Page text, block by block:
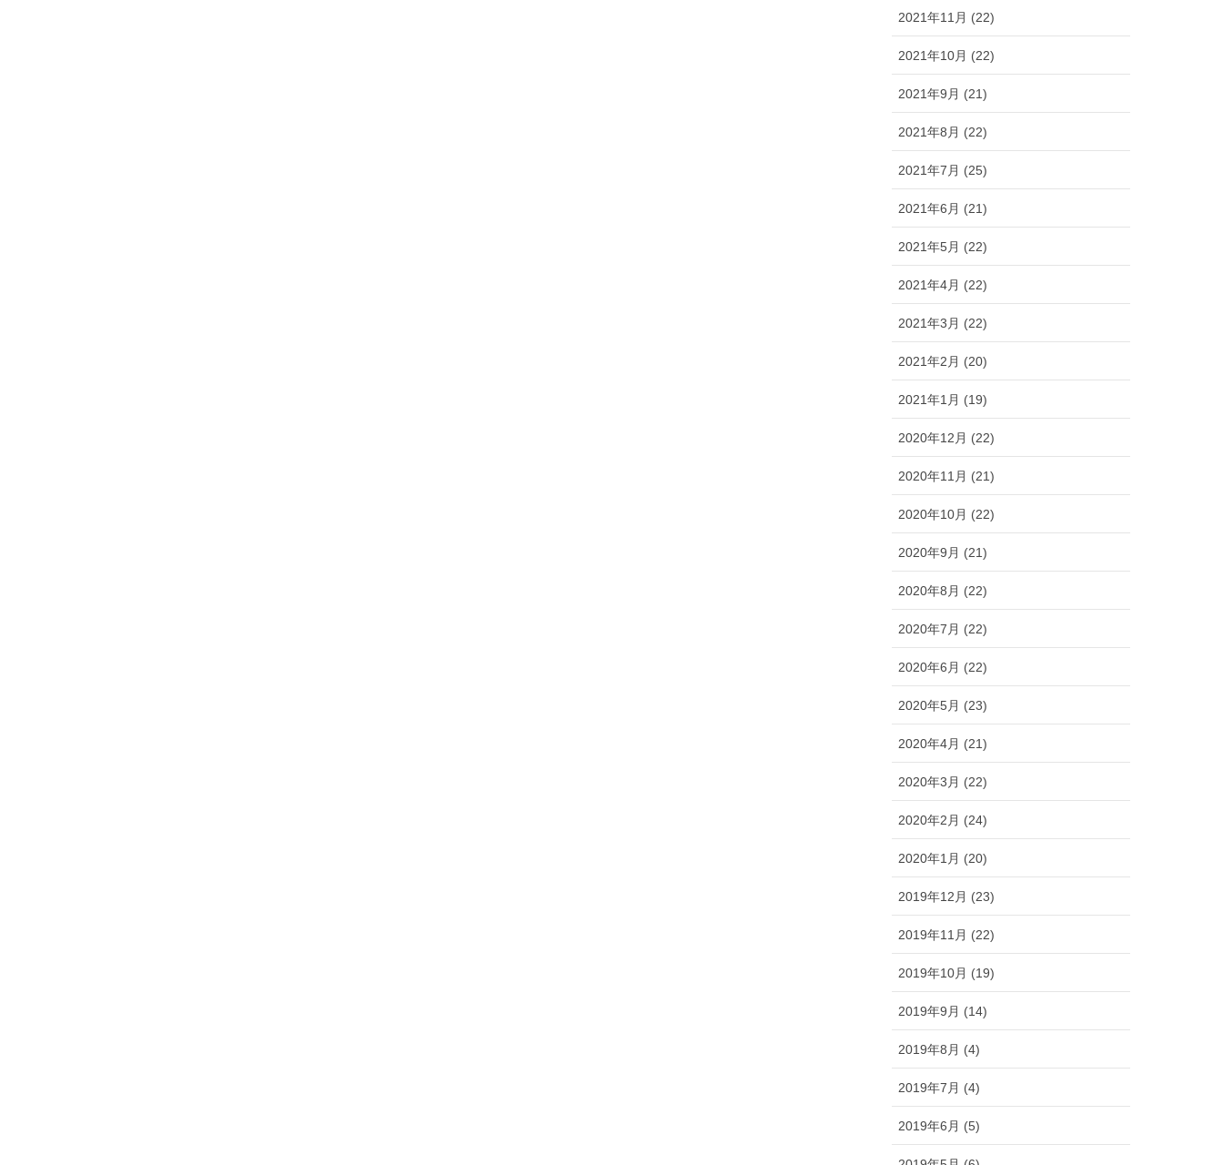
2021年11月 (22)
2021年10月 (22)
2021年9月 (21)
2021年8月 (22)
2021年7月 (25)
2021年6月 (21)
2021年5月 (22)
2021年4月 (22)
2021年3月 (22)
2021年2月 (20)
2021年1月 (19)
2020年12月 (22)
2020年11月 (21)
2020年10月 (22)
2020年9月 (21)
2020年8月 (22)
2020年7月 (22)
2020年6月 (22)
2020年5月 (23)
2020年4月 (21)
2020年3月 (22)
2020年2月 (24)
2020年1月 (20)
2019年12月 (23)
2019年11月 (22)
2019年10月 (19)
2019年9月 (14)
2019年8月 (4)
2019年7月 (4)
2019年6月 (5)